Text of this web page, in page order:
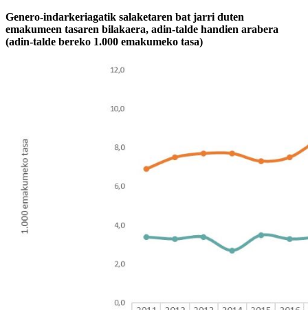
Genero-indarkeriagatik salaketaren bat jarri duten
emakumeen tasaren bilakaera, adin-talde handien arabera
(adin-talde bereko 1.000 emakumeko tasa)